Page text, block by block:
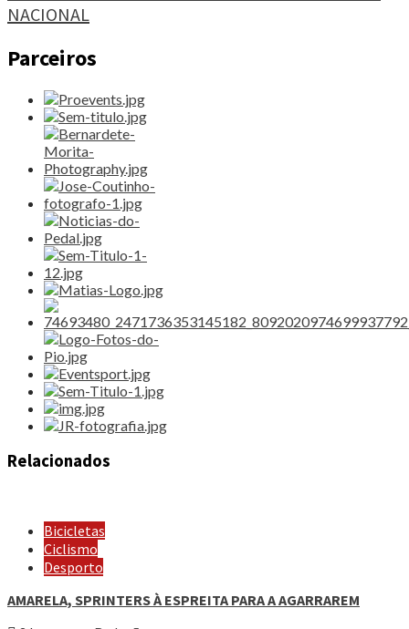
NACIONAL
Parceiros
Relacionados
Bicicletas
Ciclismo
Desporto
AMARELA, SPRINTERS À ESPREITA PARA A AGARRAREM